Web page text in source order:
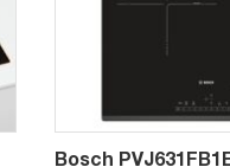
Bosch